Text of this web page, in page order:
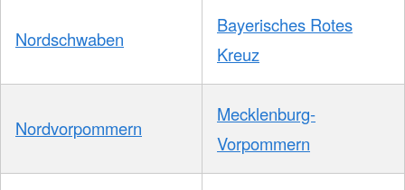
Nordschwaben
Bayerisches Rotes
Kreuz
Nordvorpommern
Mecklenburg-
Vorpommern